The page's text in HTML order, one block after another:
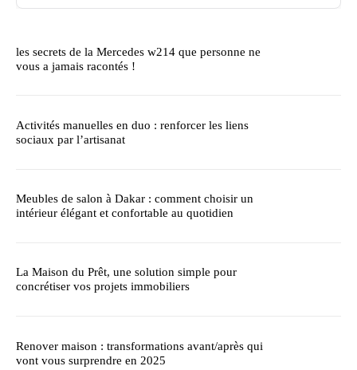
les secrets de la Mercedes w214 que personne ne
vous a jamais racontés !
Activités manuelles en duo : renforcer les liens
sociaux par l’artisanat
Meubles de salon à Dakar : comment choisir un
intérieur élégant et confortable au quotidien
La Maison du Prêt, une solution simple pour
concrétiser vos projets immobiliers
Renover maison : transformations avant/après qui
vont vous surprendre en 2025